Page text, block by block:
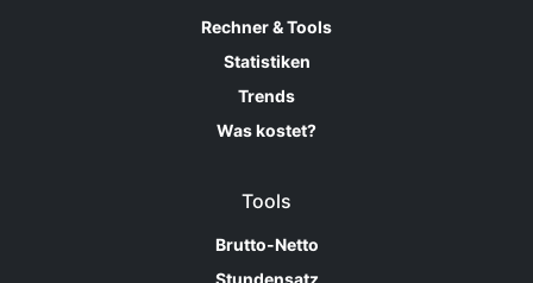
Rechner & Tools
Statistiken
Trends
Was kostet?
Tools
Brutto-Netto
Stundensatz